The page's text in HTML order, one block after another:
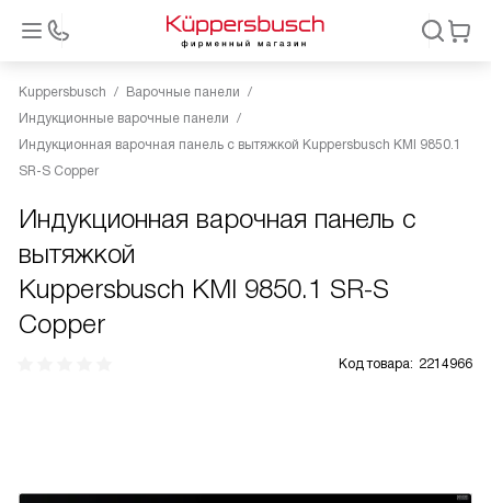
Kuppersbusch
Варочные панели
Индукционные варочные панели
Индукционная варочная панель с вытяжкой Kuppersbusch KMI 9850.1
SR-S Copper
Индукционная варочная панель с
вытяжкой
Kuppersbusch KMI 9850.1 SR-S
Copper
Код товара: 2214966